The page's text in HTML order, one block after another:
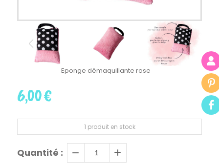
Eponge démaquillante rose
6,00€
1 produit en stock
Quantité :